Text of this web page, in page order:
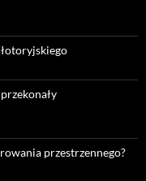
przestrzennego?